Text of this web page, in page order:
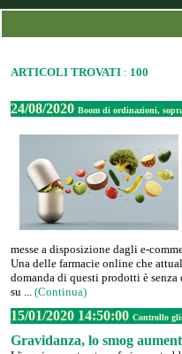
ARTICOLI TROVATI : 100
24/08/2020 Boom di ordinazioni,
messe a disposizione dagli e-
Una delle farmacie online che
domanda di questi prodotti è senza
su ... (Continua)
15/01/2020 14:50:00 Controllo
Gravidanza, lo smog